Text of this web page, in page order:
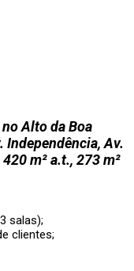
Alto da Boa
Independência, Av.
m² a.t., 273 m²
salas);
clientes;